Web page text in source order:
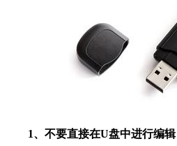
1、不要直接在U盘中进行编辑